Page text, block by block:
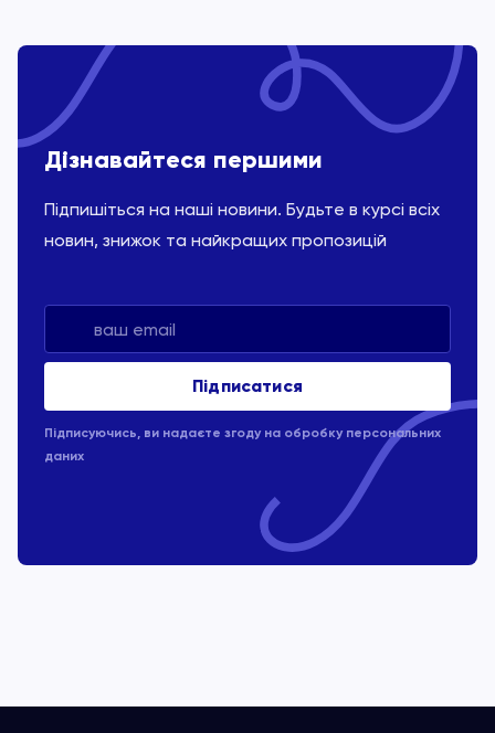
Дізнавайтеся першими
Підпишіться на наші новини. Будьте в курсі всіх
новин, знижок та найкращих пропозицій
Підписуючись, ви надаєте згоду на обробку персональних
даних